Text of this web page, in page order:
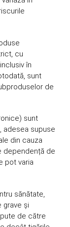
cu
în
sunt
de
sunt
adesea supuse
din cauza
dependență de
pot varia
sănătate,
grave și
de către